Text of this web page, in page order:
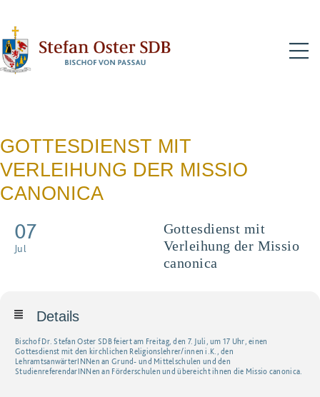
GOTTESDIENST MIT
VERLEIHUNG DER MISSIO
CANONICA
07
Jul
Gottesdienst mit
Verleihung der Missio
canonica
Details
Bischof Dr. Stefan Oster SDB feiert am Freitag, den 7. Juli, um 17 Uhr, einen
Gottesdienst mit den kirchlichen Religionslehrer/innen i.K., den
LehramtsanwärterINNen an Grund- und Mittelschulen und den
StudienreferendarINNen an Förderschulen und übereicht ihnen die Missio canonica.